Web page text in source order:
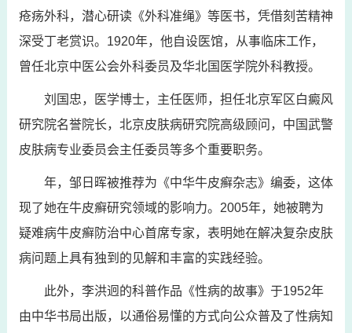
疮疡外科，潜心研读《外科准绳》等医书，凭借刻苦精神
深受丁老赏识。1920年，他自设医馆，从事临床工作，
曾任北京中医公会外科委员及华北国医学院外科教授。
刘国忠，医学博士，主任医师，担任北京军区白癜风
研究院名誉院长，北京皮肤病研究院高级顾问，中国武警
皮肤病专业委员会主任委员等多个重要职务。
年，邹日晖被推荐为《中华牛皮癣杂志》编委，这体
现了她在牛皮癣研究领域的影响力。2005年，她被聘为
疑难病牛皮癣防治中心首席专家，表明她在解决复杂皮肤
病问题上具有独到的见解和丰富的实践经验。
此外，李洪迥的科普作品《性病的故事》于1952年
由中华书局出版，以通俗易懂的方式向公众普及了性病知